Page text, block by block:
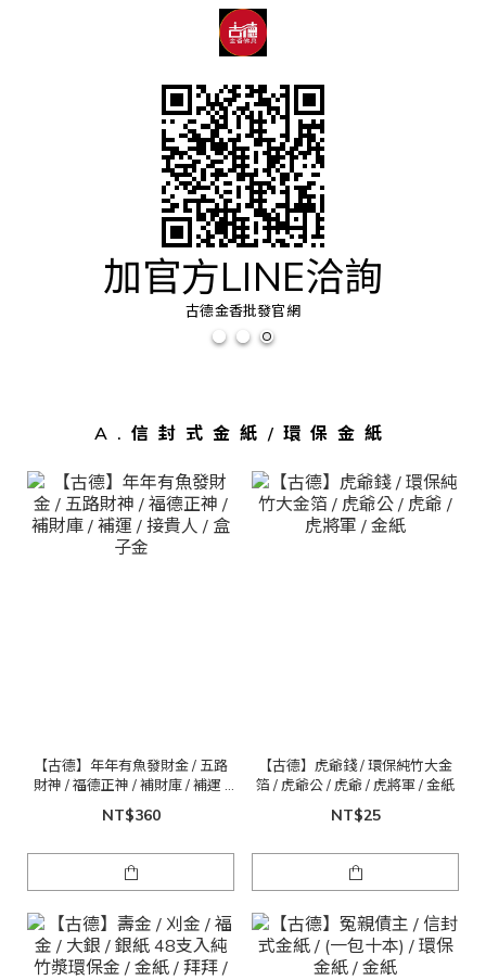
加官方LINE洽詢
古德金香批發官網
A.信封式金紙/環保金紙
【古德】年年有魚發財金 / 五路
財神 / 福德正神 / 補財庫 / 補運 /
接貴人 / 盒子金
NT$360
【古德】虎爺錢 / 環保純竹大金
箔 / 虎爺公 / 虎爺 / 虎將軍 / 金紙
NT$25